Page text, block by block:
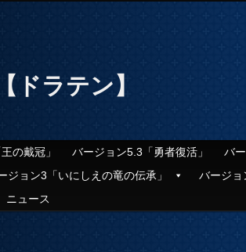
ドラテン】
の戴冠」 バージョン5.3「勇者復活」
バ
ジョン3「いにしえの竜の伝承」
バージョ
ニュース